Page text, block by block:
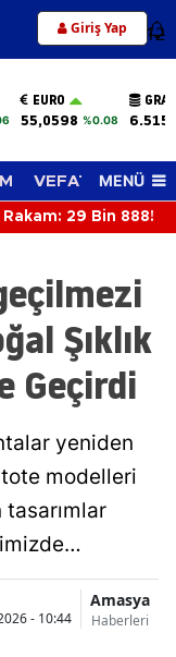
Giriş Yap 12
EURO
55,0598 %0.08
VEFAT EDENLER
MENÜ
29 Bin 888!
Şıklık
Geçirdi
yeniden
modelleri
- 10:44
Amasya
Haberleri